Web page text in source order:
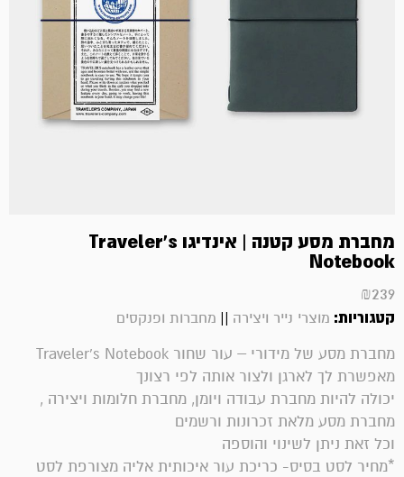
מחברת מסע קטנה | אינדיגו Traveler's
Notebook
₪239
קטגוריות: מוצרי נייר ויצירה || מחברות ופנקסים
מחברת מסע של מידורי – עור שחור Traveler's Notebook
מאפשרת לך לארגן ולצור אותה לפי רצונך
יכולה להיות מחברת עבודה ויומן, מחברת חלומות ויצירה ,
מחברת מסע מלאת זכרונות ורשמים
וכל זאת ניתן לשינוי והוספה
*מחיר לסט בסיס- כריכת עור איכותית אליה מצורפת לסט